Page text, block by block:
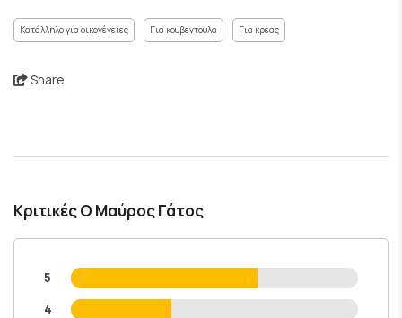
Κατάλληλο για οικογένειες Για κουβεντούλα Για κρέας
Share
Κριτικές Ο Μαύρος Γάτος
5
4